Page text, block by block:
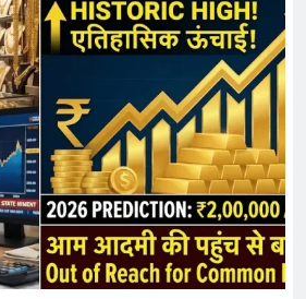
दहेज प्रथा पर निबंध – Dowry System Essay
in Hindi
न्यूज़ एंड फैक्ट
Supreme Court का फैसला या Aravalli का ‘डेथ
वारंट’? 100 मीटर की शर्त से 90% पहाड़ ‘गायब’, क्या
रेगिस्तान बनेंगे दिल्ली-जयपुर?
HEALTH AND FOOD NATIONAL NEWS